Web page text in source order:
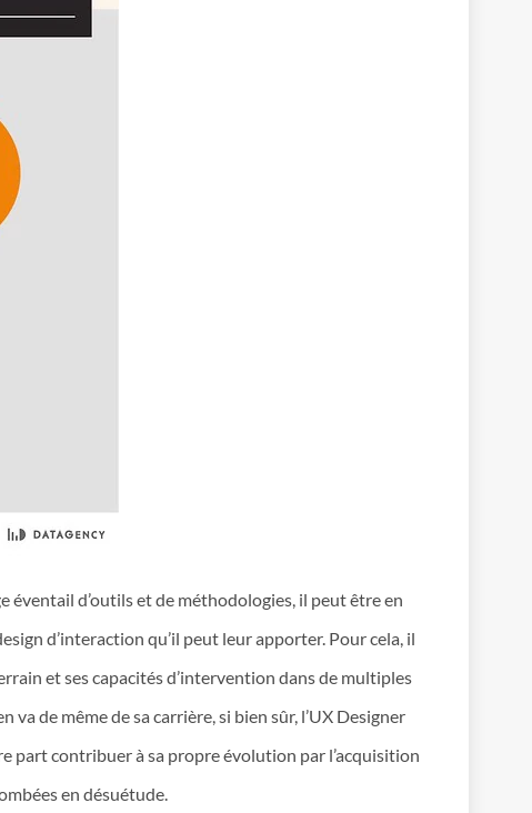
éventail d’outils et de méthodologies, il peut être en
d’interaction qu’il peut leur apporter. Pour cela, il
et ses capacités d’intervention dans de multiples
de même de sa carrière, si bien sûr, l’UX Designer
part contribuer à sa propre évolution par l’acquisition
en désuétude.